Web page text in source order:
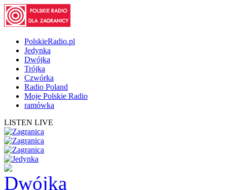
PolskieRadio.pl
Jedynka
Dwójka
Trójka
Czwórka
Radio Poland
Moje Polskie Radio
ramówka
LISTEN LIVE